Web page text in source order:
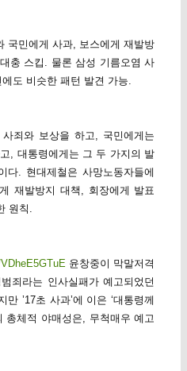
국민에게 사과, 보스에게 재발방
충 스킵. 물론 삼성 기름오염 사
도 비슷한 패턴 발견 가능.
죄와 보상을 하고, 국민에게는
, 대통령에게는 그 두 가지의 발
다. 현대제철은 사망노동자들에
재발방지 대책, 회장에게 발표
원칙.
윤창중이 막말저격
죄라는 인사실패가 예고되었던
’17초 사과’에 이은 ‘대통령께
총체적 야매성은, 무척매우 예고